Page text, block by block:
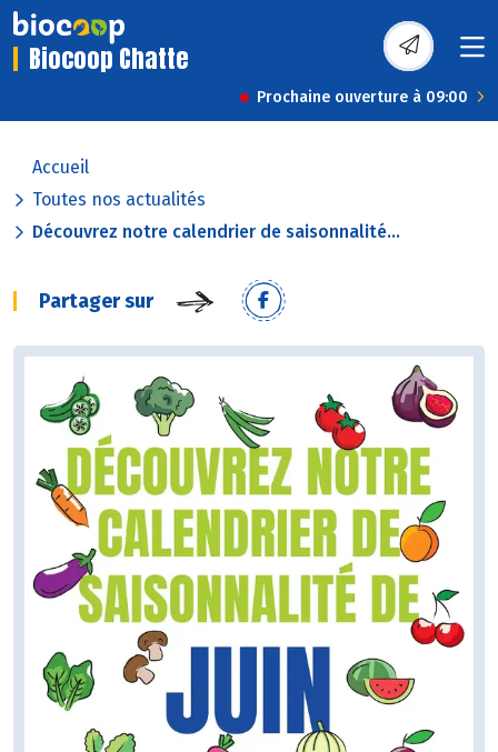
Biocoop Chatte
Prochaine ouverture à 09:00
Accueil
Toutes nos actualités
Découvrez notre calendrier de saisonnalité...
Partager sur